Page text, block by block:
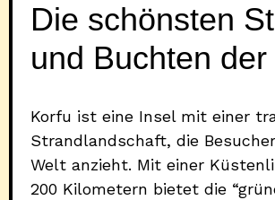
Die schönsten
und Buchten der
Korfu ist eine Insel mit einer
Strandlandschaft, die
Welt anzieht. Mit einer
200 Kilometern bietet die